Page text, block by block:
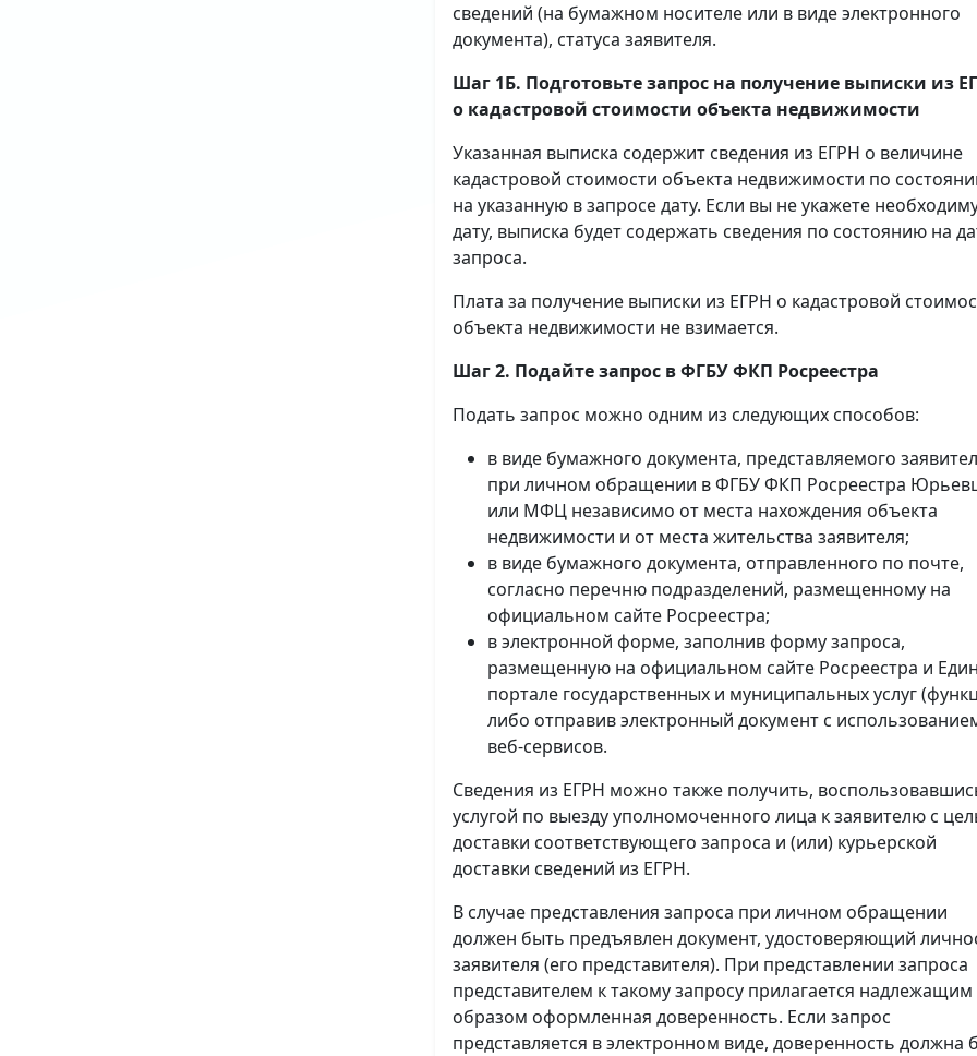
сведений (на бумажном носителе или в виде электронного
документа), статуса заявителя.
Шаг 1Б. Подготовьте запрос на получение выписки из
о кадастровой стоимости объекта недвижимости
Указанная выписка содержит сведения из ЕГРН о величине
кадастровой стоимости объекта недвижимости по
на указанную в запросе дату. Если вы не укажете
дату, выписка будет содержать сведения по состоянию на
запроса.
Плата за получение выписки из ЕГРН о кадастровой
объекта недвижимости не взимается.
Шаг 2. Подайте запрос в ФГБУ ФКП Росреестра
Подать запрос можно одним из следующих способов:
в виде бумажного документа, представляемого
при личном обращении в ФГБУ ФКП Росреестра
или МФЦ независимо от места нахождения объекта
недвижимости и от места жительства заявителя;
в виде бумажного документа, отправленного по почте,
согласно перечню подразделений, размещенному на
официальном сайте Росреестра;
в электронной форме, заполнив форму запроса,
размещенную на официальном сайте Росреестра и
портале государственных и муниципальных услуг
либо отправив электронный документ с
веб-сервисов.
Сведения из ЕГРН можно также получить,
услугой по выезду уполномоченного лица к заявителю с
доставки соответствующего запроса и (или) курьерской
доставки сведений из ЕГРН.
В случае представления запроса при личном обращении
должен быть предъявлен документ, удостоверяющий
заявителя (его представителя). При представлении запроса
представителем к такому запросу прилагается надлежащим
образом оформленная доверенность. Если запрос
представляется в электронном виде, доверенность должна